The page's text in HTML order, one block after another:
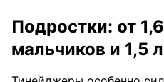
Подростки: от
мальчиков и 1,5